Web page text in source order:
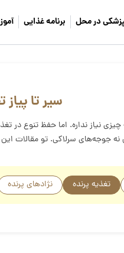
در محل برنامه غذایی
سیر تا
نیاز نداره. اما حفظ تنوع در
نه جوجه‌های سرلاکی. تو
تغذیه پرنده نژادهای پرنده